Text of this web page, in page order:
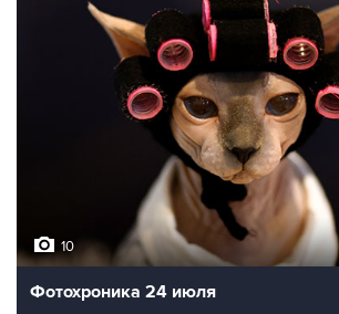
10
Фотохроника 24 июля